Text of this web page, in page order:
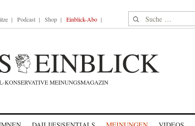
Podcast Shop Einblick-Abo Suche nach: